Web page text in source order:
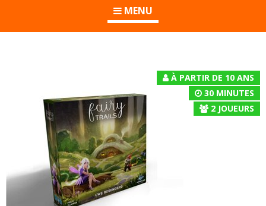
MENU
À PARTIR DE 10 ANS
30 MINUTES
2 JOUEURS